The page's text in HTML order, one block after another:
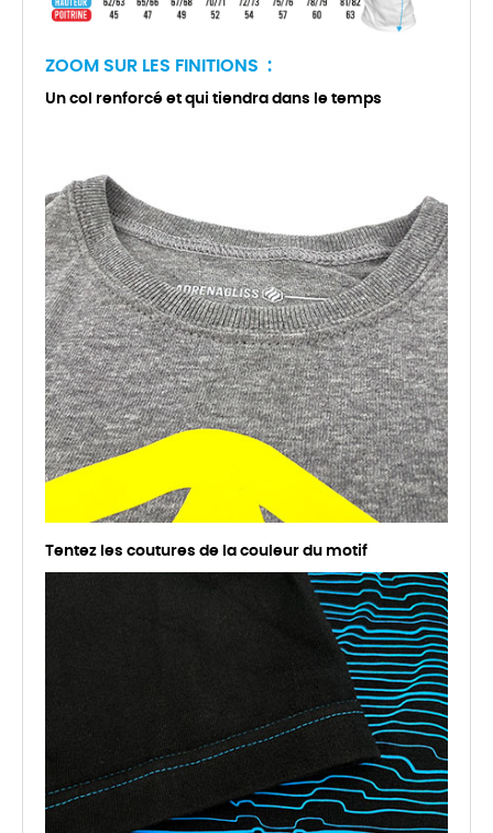
ZOOM SUR LES FINITIONS :
Un col renforcé et qui tiendra dans le temps
Tentez les coutures de la couleur du motif